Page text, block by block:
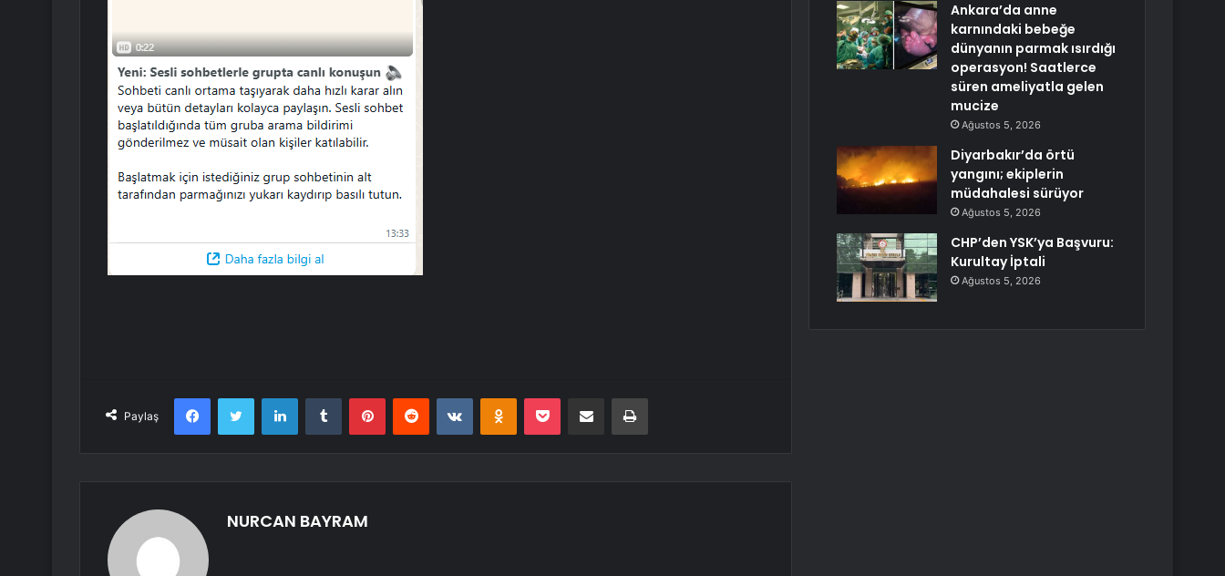
Paylaş
FacebookTwitter LinkedInTumblr PinterestReddit VKontakteOdnoklassniki
Pocket E-Posta ile paylaş Yazdır
NURCAN BAYRAM
Ankara’da anne
karnındaki bebeğe
dünyanın parmak ısırdığı
operasyon! Saatlerce
süren ameliyatla gelen
mucize
Ağustos 5, 2026
Diyarbakır’da örtü
yangını; ekiplerin
müdahalesi sürüyor
Ağustos 5, 2026
CHP’den YSK’ya Başvuru:
Kurultay İptali
Ağustos 5, 2026